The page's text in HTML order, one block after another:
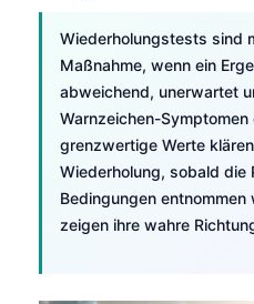
Wiederholungstests sind
Maßnahme, wenn ein
abweichend, unerwartet
Warnzeichen-Symptomen
grenzwertige Werte
Wiederholung, sobald die
Bedingungen
zeigen ihre wahre
Cebuano
ئۇيغۇرچە
Кыргызча
Татар теле
Беларуская мова